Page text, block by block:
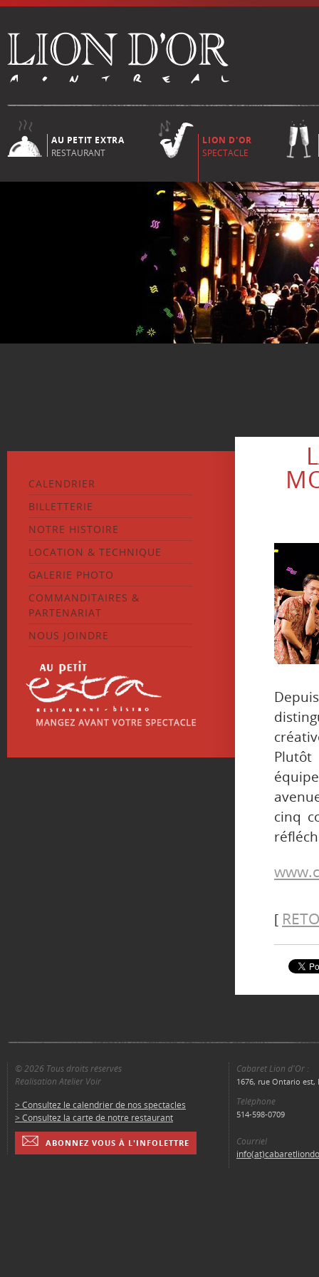
AU PETIT EXTRA
RESTAURANT
LION D'OR
SPECTACLE
CALENDRIER
BILLETTERIE
NOTRE HISTOIRE
LOCATION & TECHNIQUE
GALERIE PHOTO
COMMANDITAIRES &
PARTENARIAT
NOUS JOINDRE
cinq
[
© 2026 Tous droits réservés
Réalisation Atelier Voir
> Consultez le calendrier de nos spectacles
> Consultez la carte de notre restaurant
ABONNEZ VOUS À L'INFOLETTRE
Cabaret Lion d'Or :
1676, rue Ontario est,
Téléphone
514-598-0709
Courriel